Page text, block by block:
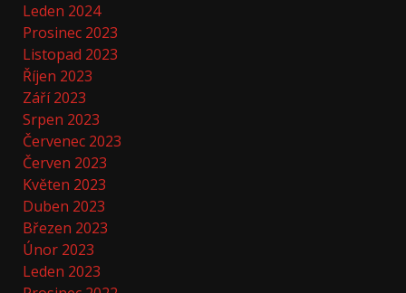
Leden 2024
Prosinec 2023
Listopad 2023
Říjen 2023
Září 2023
Srpen 2023
Červenec 2023
Červen 2023
Květen 2023
Duben 2023
Březen 2023
Únor 2023
Leden 2023